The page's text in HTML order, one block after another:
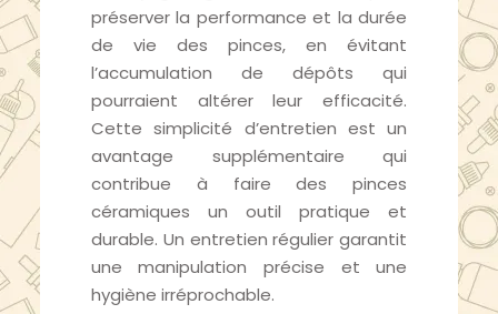
préserver la performance et la durée
de vie des pinces, en évitant
l’accumulation de dépôts qui
pourraient altérer leur efficacité.
Cette simplicité d’entretien est un
avantage supplémentaire qui
contribue à faire des pinces
céramiques un outil pratique et
durable. Un entretien régulier garantit
une manipulation précise et une
hygiène irréprochable.